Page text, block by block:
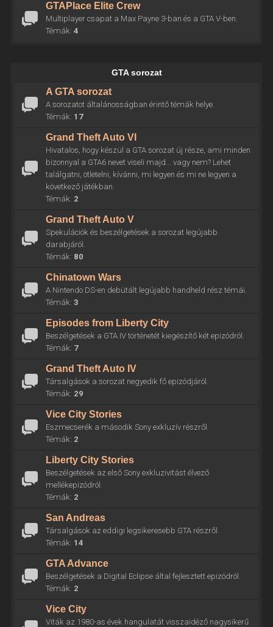
GTAPlace Elite Crew
Multiplayer csapat a Max Payne 3-ban és a GTA V-ben.
Témák: 4
GTA sorozat
A GTA sorozat
A sorozatot általánosságban érintő témák helye.
Témák: 17
Grand Theft Auto VI
Hivatalos, hogy készül a GTA sorozat új része, ami minden
bizonnyal a GTA6 nevet viseli majd... vagy nem? Lehet
találgatni, ötletelni, kívánni, mi legyen és mi ne legyen a
következő játékban.
Témák: 2
Grand Theft Auto V
Spekulációk és beszélgetések a sorozat legújabb
darabjáról.
Témák: 80
Chinatown Wars
A Nintendo DS-en debütált legújabb handheld rész témái.
Témák: 3
Episodes from Liberty City
Beszélgetések a GTA IV történetét kiegészítő két epizódról.
Témák: 7
Grand Theft Auto IV
Társalgások a sorozat negyedik fő epizódjáról.
Témák: 29
Vice City Stories
Eszmecserék a második Sony exkluzív részről.
Témák: 2
Liberty City Stories
Beszélgetések az első Sony exkluzivitást élvező
mellékepizódról.
Témák: 2
San Andreas
Társalgások az eddigi legsikeresebb GTA részről.
Témák: 14
GTA Advance
Beszélgetések a Digital Eclipse által fejlesztett epizódról.
Témák: 2
Vice City
Viták az 1980-as évek hangulatát visszaidéző nagysikerű